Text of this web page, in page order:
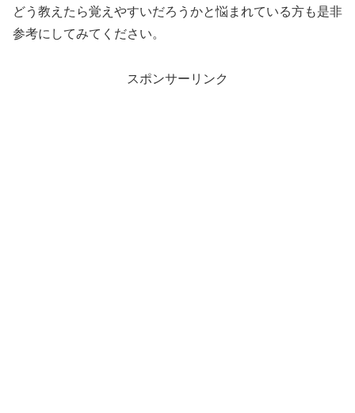
どう教えたら覚えやすいだろうかと悩まれている方も是非
参考にしてみてください。
スポンサーリンク